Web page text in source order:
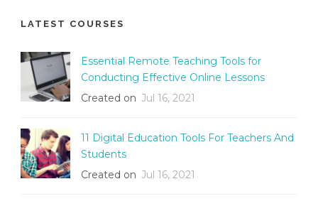
LATEST COURSES
Essential Remote Teaching Tools for
Conducting Effective Online Lessons
Created on Jul 16, 2021
11 Digital Education Tools For Teachers And
Students
Created on Jul 16, 2021